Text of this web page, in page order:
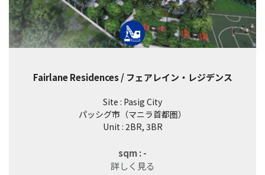
Fairlane Residences / フェアレイン・レジデンス
Site : Pasig City
パッシグ市（マニラ首都圏）
Unit : 2BR, 3BR
sqm : -
詳しく見る